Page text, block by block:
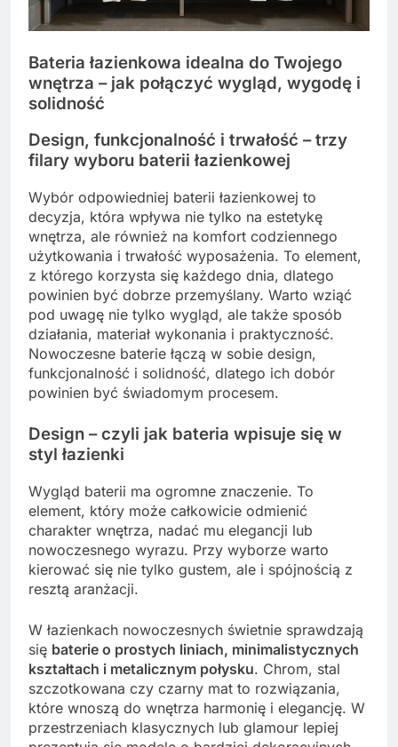
Bateria łazienkowa idealna do Twojego
wnętrza – jak połączyć wygląd, wygodę i
solidność
Design, funkcjonalność i trwałość – trzy
filary wyboru baterii łazienkowej
Wybór odpowiedniej baterii łazienkowej to
decyzja, która wpływa nie tylko na estetykę
wnętrza, ale również na komfort codziennego
użytkowania i trwałość wyposażenia. To element,
z którego korzysta się każdego dnia, dlatego
powinien być dobrze przemyślany. Warto wziąć
pod uwagę nie tylko wygląd, ale także sposób
działania, materiał wykonania i praktyczność.
Nowoczesne baterie łączą w sobie design,
funkcjonalność i solidność, dlatego ich dobór
powinien być świadomym procesem.
Design – czyli jak bateria wpisuje się w
styl łazienki
Wygląd baterii ma ogromne znaczenie. To
element, który może całkowicie odmienić
charakter wnętrza, nadać mu elegancji lub
nowoczesnego wyrazu. Przy wyborze warto
kierować się nie tylko gustem, ale i spójnością z
resztą aranżacji.
W łazienkach nowoczesnych świetnie sprawdzają
się baterie o prostych liniach, minimalistycznych
kształtach i metalicznym połysku. Chrom, stal
szczotkowana czy czarny mat to rozwiązania,
które wnoszą do wnętrza harmonię i elegancję. W
przestrzeniach klasycznych lub glamour lepiej